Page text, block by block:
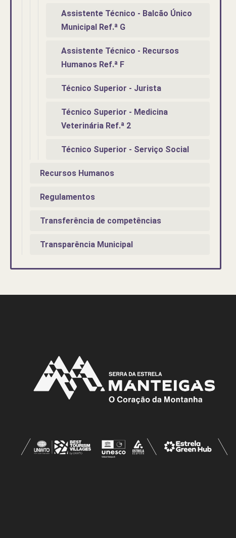
Assistente Técnico - Balcão Único
Municipal Ref.ª G
Assistente Técnico - Recursos
Humanos Ref.ª F
Técnico Superior - Jurista
Técnico Superior - Medicina
Veterinária Ref.ª 2
Técnico Superior - Serviço Social
Recursos Humanos
Regulamentos
Transferência de competências
Transparência Municipal